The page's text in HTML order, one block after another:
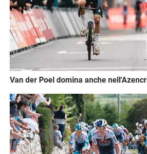
Van der Poel domina anche
Immagine